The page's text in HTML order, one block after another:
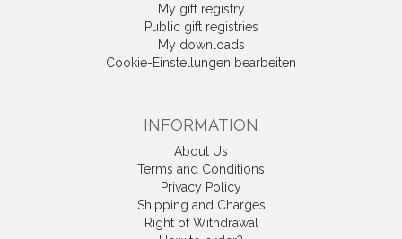
My gift registry
Public gift registries
My downloads
Cookie-Einstellungen bearbeiten
INFORMATION
About Us
Terms and Conditions
Privacy Policy
Shipping and Charges
Right of Withdrawal